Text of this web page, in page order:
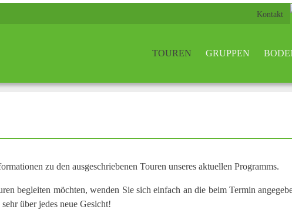
Kontakt
TOUREN GRUPPEN
zu den ausgeschriebenen Touren unseres aktuellen Programms.
begleiten möchten, wenden Sie sich einfach an die beim Termin
über jedes neue Gesicht!